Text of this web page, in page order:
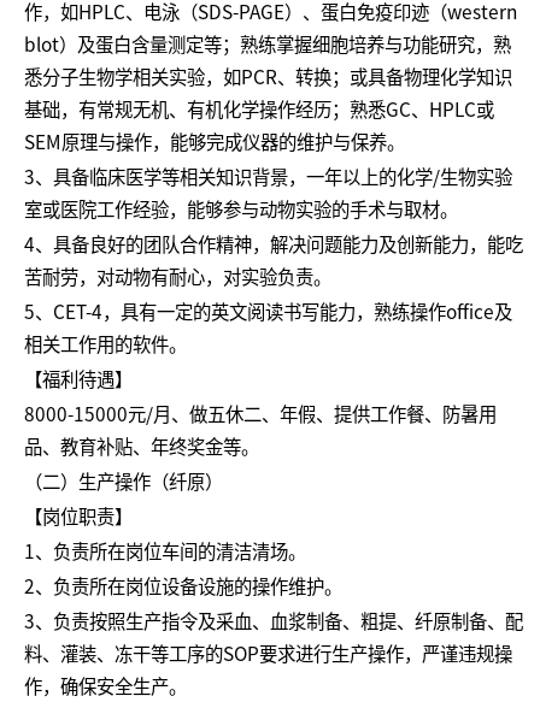
作，如HPLC、电泳（SDS-PAGE）、蛋白免疫印迹（western
blot）及蛋白含量测定等；熟练掌握细胞培养与功能研究，熟
悉分子生物学相关实验，如PCR、转换；或具备物理化学知识
基础，有常规无机、有机化学操作经历；熟悉GC、HPLC或
SEM原理与操作，能够完成仪器的维护与保养。
3、具备临床医学等相关知识背景，一年以上的化学/生物实验
室或医院工作经验，能够参与动物实验的手术与取材。
4、具备良好的团队合作精神，解决问题能力及创新能力，能吃
苦耐劳，对动物有耐心，对实验负责。
5、CET-4，具有一定的英文阅读书写能力，熟练操作office及
相关工作用的软件。
【福利待遇】
8000-15000元/月、做五休二、年假、提供工作餐、防暑用
品、教育补贴、年终奖金等。
（二）生产操作（纤原）
【岗位职责】
1、负责所在岗位车间的清洁清场。
2、负责所在岗位设备设施的操作维护。
3、负责按照生产指令及采血、血浆制备、粗提、纤原制备、配
料、灌装、冻干等工序的SOP要求进行生产操作，严谨违规操
作，确保安全生产。